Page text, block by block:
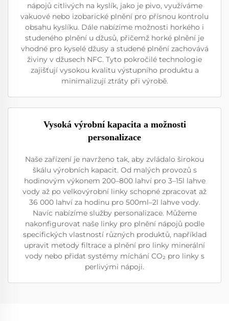
nápojů citlivých na kyslík, jako je pivo, využíváme
vakuové nebo izobarické plnění pro přísnou kontrolu
obsahu kyslíku. Dále nabízíme možnosti horkého i
studeného plnění u džusů, přičemž horké plnění je
vhodné pro kyselé džusy a studené plnění zachovává
živiny v džusech NFC. Tyto pokročilé technologie
zajišťují vysokou kvalitu výstupního produktu a
minimalizují ztráty při výrobě.
Vysoká výrobní kapacita a možnosti
personalizace
Naše zařízení je navrženo tak, aby zvládalo širokou
škálu výrobních kapacit. Od malých provozů s
hodinovým výkonem 200–800 lahví pro 3–15l lahve
vody až po velkovýrobní linky schopné zpracovat až
36 000 lahví za hodinu pro 500ml–2l lahve vody.
Navíc nabízíme služby personalizace. Můžeme
nakonfigurovat naše linky pro plnění nápojů podle
specifických vlastností různých produktů, například
upravit metody filtrace a plnění pro linky minerální
vody nebo přidat systémy míchání CO₂ pro linky s
perlivými nápoji.